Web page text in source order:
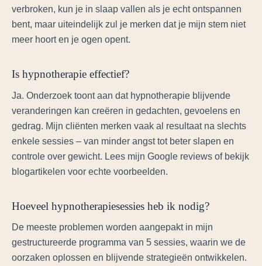
verbroken, kun je in slaap vallen als je echt ontspannen
bent, maar uiteindelijk zul je merken dat je mijn stem niet
meer hoort en je ogen opent.
Is hypnotherapie effectief?
Ja. Onderzoek toont aan dat hypnotherapie blijvende
veranderingen kan creëren in gedachten, gevoelens en
gedrag. Mijn cliënten merken vaak al resultaat na slechts
enkele sessies – van minder angst tot beter slapen en
controle over gewicht. Lees mijn Google reviews of bekijk
blogartikelen voor echte voorbeelden.
Hoeveel hypnotherapiesessies heb ik nodig?
De meeste problemen worden aangepakt in mijn
gestructureerde programma van 5 sessies, waarin we de
oorzaken oplossen en blijvende strategieën ontwikkelen.